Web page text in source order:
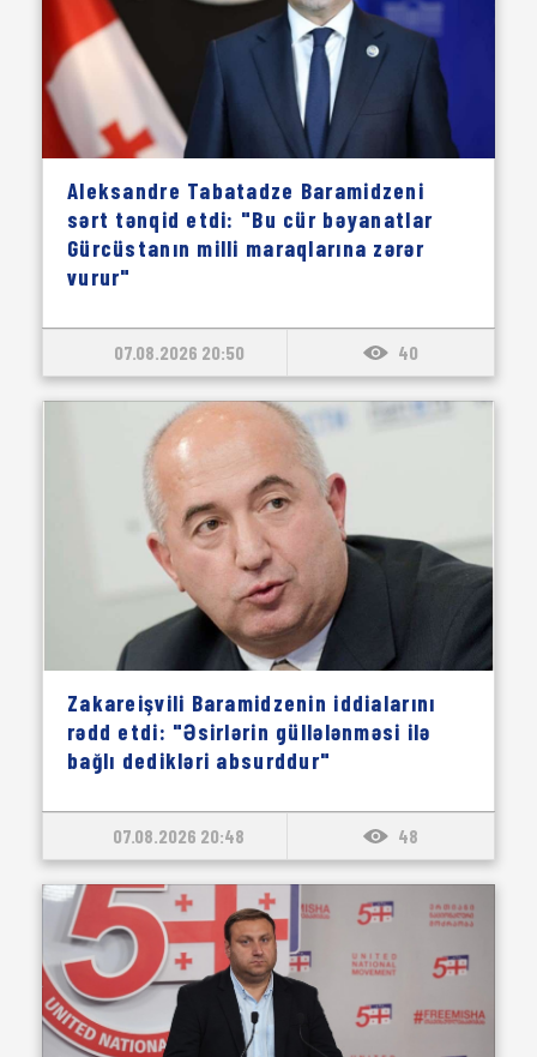
Aleksandre Tabatadze Baramidzeni
sərt tənqid etdi: "Bu cür bəyanatlar
Gürcüstanın milli maraqlarına zərər
vurur"
07.08.2026 20:50 40
Zakareişvili Baramidzenin iddialarını
rədd etdi: "Əsirlərin güllələnməsi ilə
bağlı dedikləri absurddur"
07.08.2026 20:48 48